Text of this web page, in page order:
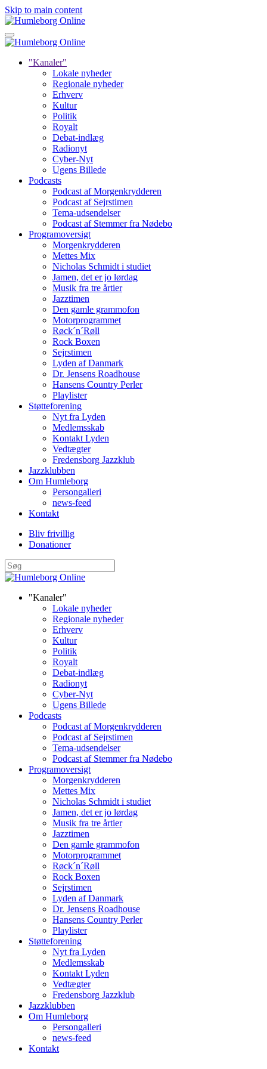
Skip to main content
"Kanaler"
Lokale nyheder
Regionale nyheder
Erhverv
Kultur
Politik
Royalt
Debat-indlæg
Radionyt
Cyber-Nyt
Ugens Billede
Podcasts
Podcast af Morgenkrydderen
Podcast af Sejrstimen
Tema-udsendelser
Podcast af Stemmer fra Nødebo
Programoversigt
Morgenkrydderen
Mettes Mix
Nicholas Schmidt i studiet
Jamen, det er jo lørdag
Musik fra tre årtier
Jazztimen
Den gamle grammofon
Motorprogrammet
Røck´n´Røll
Rock Boxen
Sejrstimen
Lyden af Danmark
Dr. Jensens Roadhouse
Hansens Country Perler
Playlister
Støtteforening
Nyt fra Lyden
Medlemsskab
Kontakt Lyden
Vedtægter
Fredensborg Jazzklub
Jazzklubben
Om Humleborg
Persongalleri
news-feed
Kontakt
Bliv frivillig
Donationer
"Kanaler"
Lokale nyheder
Regionale nyheder
Erhverv
Kultur
Politik
Royalt
Debat-indlæg
Radionyt
Cyber-Nyt
Ugens Billede
Podcasts
Podcast af Morgenkrydderen
Podcast af Sejrstimen
Tema-udsendelser
Podcast af Stemmer fra Nødebo
Programoversigt
Morgenkrydderen
Mettes Mix
Nicholas Schmidt i studiet
Jamen, det er jo lørdag
Musik fra tre årtier
Jazztimen
Den gamle grammofon
Motorprogrammet
Røck´n´Røll
Rock Boxen
Sejrstimen
Lyden af Danmark
Dr. Jensens Roadhouse
Hansens Country Perler
Playlister
Støtteforening
Nyt fra Lyden
Medlemsskab
Kontakt Lyden
Vedtægter
Fredensborg Jazzklub
Jazzklubben
Om Humleborg
Persongalleri
news-feed
Kontakt